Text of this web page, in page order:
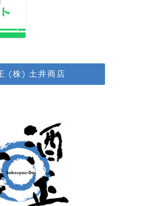
(株) 土井商店